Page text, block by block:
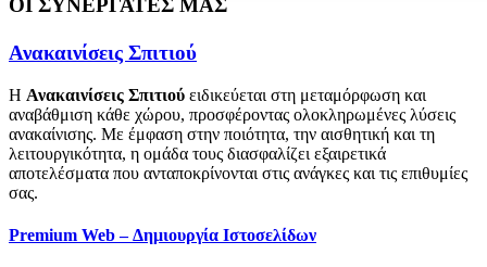
ΟΙ ΣΥΝΕΡΓΑΤΕΣ ΜΑΣ
Ανακαινίσεις Σπιτιού
Η Ανακαινίσεις Σπιτιού ειδικεύεται στη μεταμόρφωση και
αναβάθμιση κάθε χώρου, προσφέροντας ολοκληρωμένες λύσεις
ανακαίνισης. Με έμφαση στην ποιότητα, την αισθητική και τη
λειτουργικότητα, η ομάδα τους διασφαλίζει εξαιρετικά
αποτελέσματα που ανταποκρίνονται στις ανάγκες και τις επιθυμίες
σας.
Premium Web – Δημιουργία Ιστοσελίδων